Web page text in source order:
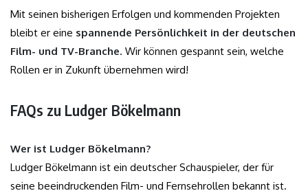
Mit seinen bisherigen Erfolgen und kommenden Projekten
bleibt er eine spannende Persönlichkeit in der deutschen
Film- und TV-Branche. Wir können gespannt sein, welche
Rollen er in Zukunft übernehmen wird!
FAQs zu Ludger Bökelmann
Wer ist Ludger Bökelmann?
Ludger Bökelmann ist ein deutscher Schauspieler, der für
seine beeindruckenden Film- und Fernsehrollen bekannt ist.